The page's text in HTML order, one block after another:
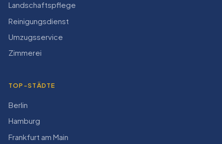
Landschaftspflege
Reinigungsdienst
Umzugsservice
Zimmerei
TOP-STÄDTE
Berlin
Hamburg
Frankfurt am Main